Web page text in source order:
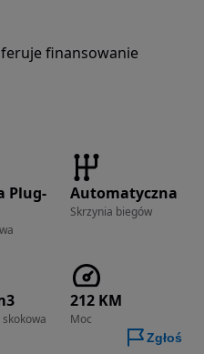
finansowanie
Plug-
Automatyczna
Skrzynia biegów
212 KM
Moc
Zgłoś